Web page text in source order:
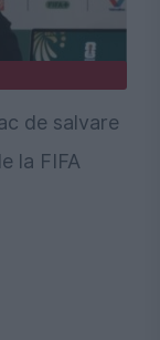
de salvare
la FIFA